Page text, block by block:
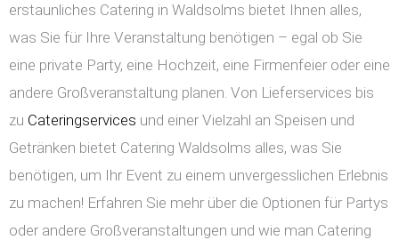
erstaunliches Catering in Waldsolms bietet Ihnen alles,
was Sie für Ihre Veranstaltung benötigen – egal ob Sie
eine private Party, eine Hochzeit, eine Firmenfeier oder eine
andere Großveranstaltung planen. Von Lieferservices bis
zu Cateringservices und einer Vielzahl an Speisen und
Getränken bietet Catering Waldsolms alles, was Sie
benötigen, um Ihr Event zu einem unvergesslichen Erlebnis
zu machen! Erfahren Sie mehr über die Optionen für Partys
oder andere Großveranstaltungen und wie man Catering